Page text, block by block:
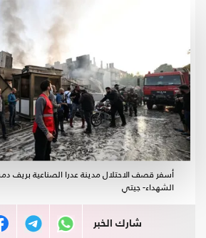
أسفر قصف الاحتلال مدينة عدرا الصناعية
الشهداء- جيتي
شارك الخبر